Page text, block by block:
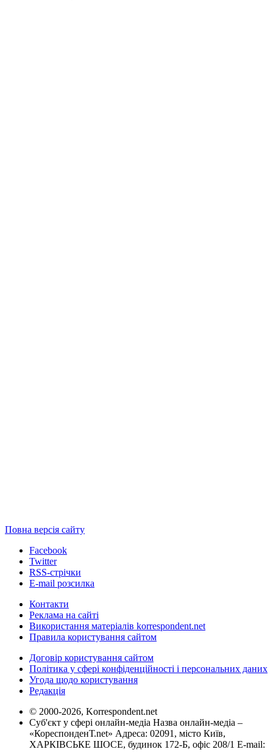
Повна версія сайту
Facebook
Twitter
RSS-стрічки
E-mail розсилка
Контакти
Реклама на сайті
Використання матеріалів korrespondent.net
Правила користування сайтом
Договір користування сайтом
Політика у сфері конфіденційності і персональних даних
Угода щодо користування
Редакція
© 2000-2026, Korrespondent.net
Суб'єкт у сфері онлайн-медіа Назва онлайн-медіа –
«КореспонденТ.net» Адреса: 02091, місто Київ,
ХАРКІВСЬКЕ ШОСЕ, будинок 172-Б, офіс 208/1 E-mail: